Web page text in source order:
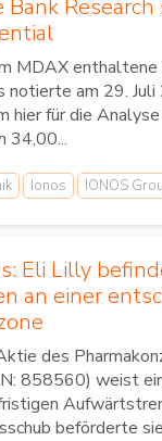
MDAX
notierte am 29.
hier für die
34,00...
Ionos IONOS
Eli Lilly
an einer
des
858560) weist
beförderte